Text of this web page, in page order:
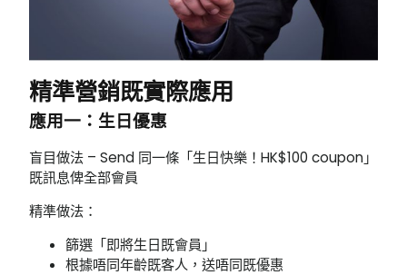
精準營銷既實際應用
應用一：生日優惠
盲目做法 – Send 同一條「生日快樂！HK$100 coupon」
既訊息俾全部會員
精準做法：
篩選「即將生日既會員」
根據唔同年齡既客人，送唔同既優惠